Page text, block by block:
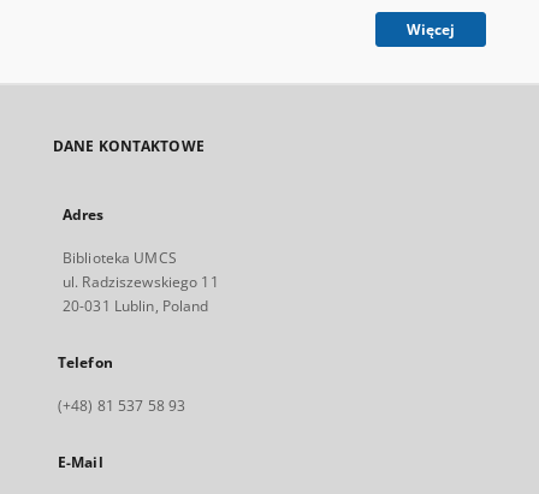
Więcej
DANE KONTAKTOWE
Adres
Biblioteka UMCS
ul. Radziszewskiego 11
20-031 Lublin, Poland
Telefon
(+48) 81 537 58 93
E-Mail